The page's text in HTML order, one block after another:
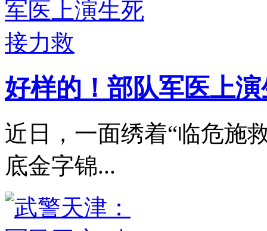
好样的！部队军医上
近日，一面绣着“临危施
底金字锦...